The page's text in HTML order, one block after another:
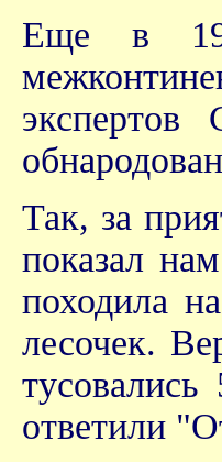
Еще в
Так, за
показал
походила
лесочек.
ответили